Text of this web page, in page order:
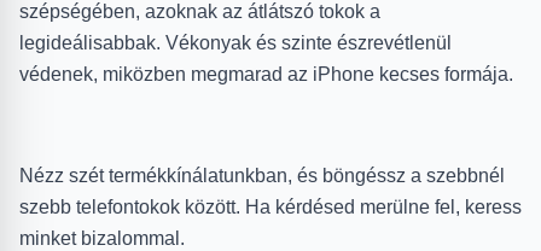
szépségében, azoknak az átlátszó tokok a
legideálisabbak. Vékonyak és szinte észrevétlenül
védenek, miközben megmarad az iPhone kecses formája.
Nézz szét termékkínálatunkban, és böngéssz a szebbnél
szebb telefontokok között. Ha kérdésed merülne fel, keress
minket bizalommal.